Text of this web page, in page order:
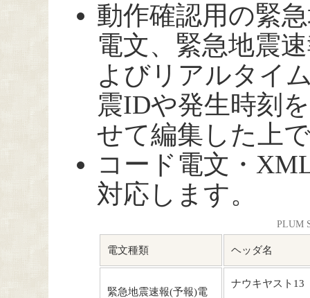
動作確認用の緊
電文、緊急地震
よびリアルタイ
震IDや発生時刻
せて編集した上
コード電文・
対応します。
PLUM
電文種類 ヘッダ名
緊急地震速報(予報)電
ナウキヤスト13